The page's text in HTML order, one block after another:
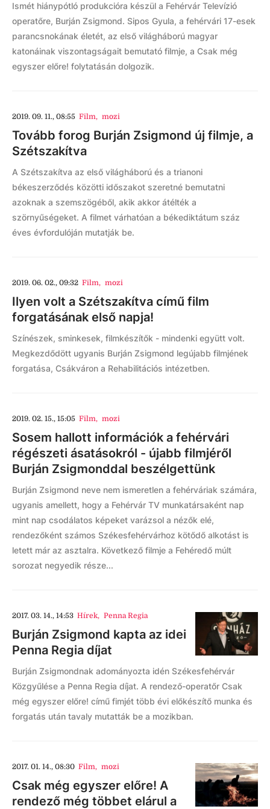
Ismét hiánypótló produkcióra készül a Fehérvár Televízió
operatőre, Burján Zsigmond. Sipos Gyula, a fehérvári 17-esek
parancsnokának életét, az első világháború magyar
katonáinak viszontagságait bemutató filmje, a Csak még
egyszer előre! folytatásán dolgozik.
2019. 09. 11., 08:55 Film, mozi
Tovább forog Burján Zsigmond új filmje, a
Szétszakítva
A Szétszakítva az első világháború és a trianoni
békeszerződés közötti időszakot szeretné bemutatni
azoknak a szemszögéből, akik akkor átélték a
szörnyűségeket. A filmet várhatóan a békediktátum száz
éves évfordulóján mutatják be.
2019. 06. 02., 09:32 Film, mozi
Ilyen volt a Szétszakítva című film
forgatásának első napja!
Színészek, sminkesek, filmkészítők - mindenki együtt volt.
Megkezdődött ugyanis Burján Zsigmond legújabb filmjének
forgatása, Csákváron a Rehabilitációs intézetben.
2019. 02. 15., 15:05 Film, mozi
Sosem hallott információk a fehérvári
régészeti ásatásokról - újabb filmjéről
Burján Zsigmonddal beszélgettünk
Burján Zsigmond neve nem ismeretlen a fehérváriak számára,
ugyanis amellett, hogy a Fehérvár TV munkatársaként nap
mint nap csodálatos képeket varázsol a nézők elé,
rendezőként számos Székesfehérvárhoz kötődő alkotást is
letett már az asztalra. Következő filmje a Fehéredő múlt
sorozat negyedik része...
2017. 03. 14., 14:53 Hírek, Penna Regia
Burján Zsigmond kapta az idei
Penna Regia díjat
Burján Zsigmondnak adományozta idén Székesfehérvár
Közgyűlése a Penna Regia díjat. A rendező-operatőr Csak
még egyszer előre! című fimjét több évi előkészítő munka és
forgatás után tavaly mutatták be a mozikban.
2017. 01. 14., 08:30 Film, mozi
Csak még egyszer előre! A
rendező még többet elárul a